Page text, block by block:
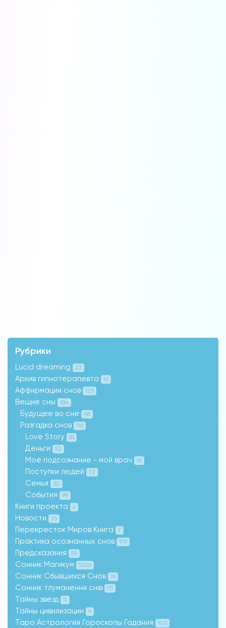
Рубрики
Lucid dreaming 23
Архив гипнотерапевта 16
Аффирмации снов 123
Вещие сны 184
Будущее во сне 48
Разгадка снов 119
Love Story 81
Деньги 52
Моё подсознание - мой врач 91
Поступки людей 72
Семья 30
События 99
Книги проекта 6
Новости 76
Перекресток Миров Книга 7
Практика осознанных снов 179
Предсказания 59
Сонник Магикум 1206
Сонник Сбывшихся Снов 19
Сонник тлумачення снів 111
Тайны звёзд 11
Тайны цивилизации 9
Таро Астрология Гороскопы Гадания 103